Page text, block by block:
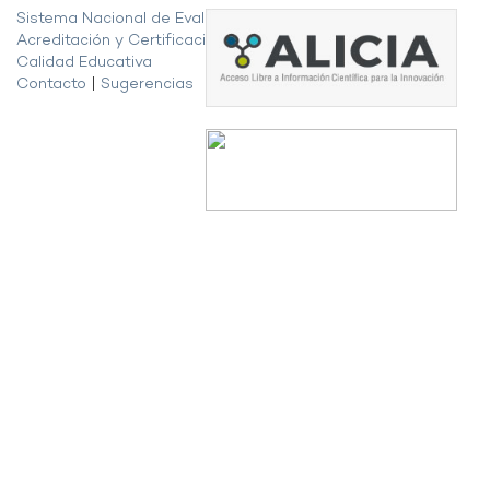
Sistema Nacional de Evaluación,
Acreditación y Certificación de la
Calidad Educativa
Contacto
Sugerencias